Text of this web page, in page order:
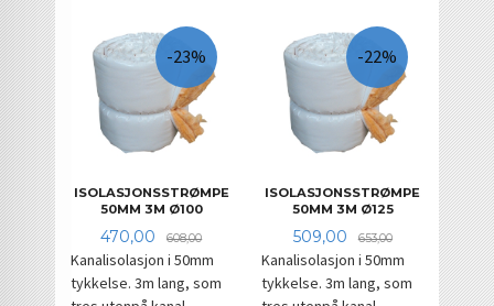
ISOLASJONSSTRØMPE
50MM 3M Ø100
Tilbud
470,00 608,00Rabatt
-23%
Kanalisolasjon i 50mm
tykkelse. 3m lang, som
ISOLASJONSSTRØMPE
50MM 3M Ø125
Tilbud
509,00 653,00Rabatt
-22%
Kanalisolasjon i 50mm
tykkelse. 3m lang, som